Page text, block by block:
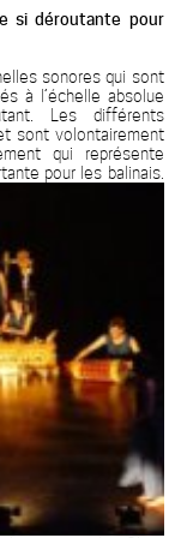
si déroutante pour
sonores qui sont
à l’échelle absolue
Les différents
sont volontairement
qui représente
pour les balinais.